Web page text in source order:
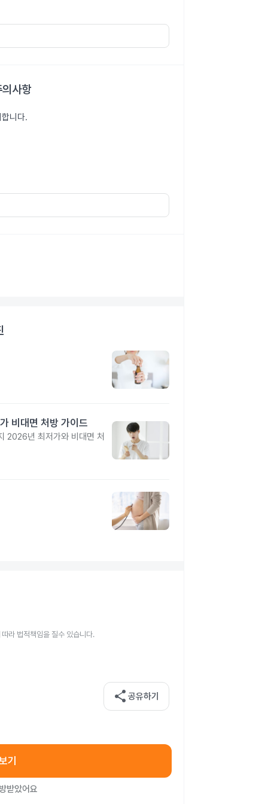
사항
니다.
비대면 처방 가이드
2026년 최저가와 비대면 처
라 법적책임을 질수 있습니다.
share 공유하기
기
받았어요